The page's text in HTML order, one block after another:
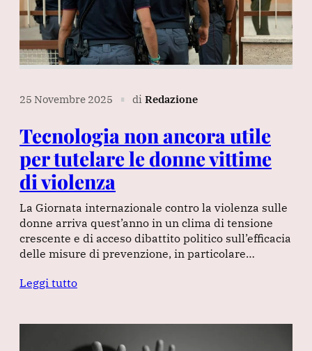
25 Novembre 2025 ∎ di Redazione
Tecnologia non ancora utile
per tutelare le donne vittime
di violenza
La Giornata internazionale contro la violenza sulle
donne arriva quest’anno in un clima di tensione
crescente e di acceso dibattito politico sull’efficacia
delle misure di prevenzione, in particolare…
Leggi tutto